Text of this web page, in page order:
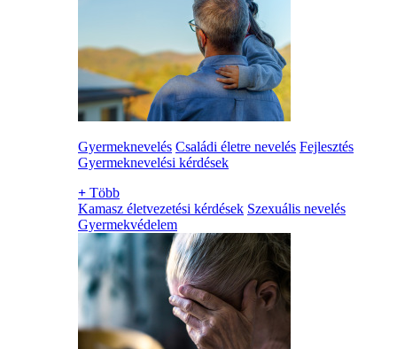
Gyermeknevelés Családi életre nevelés Fejlesztés
Gyermeknevelési kérdések
+ Több
Kamasz életvezetési kérdések Szexuális nevelés
Gyermekvédelem